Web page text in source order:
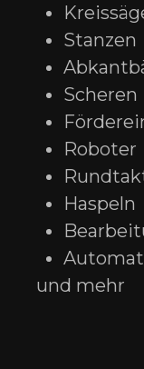
Stanzen
Scheren
Roboter
Haspeln
und mehr